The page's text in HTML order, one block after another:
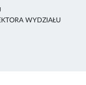
WYDZIAŁU